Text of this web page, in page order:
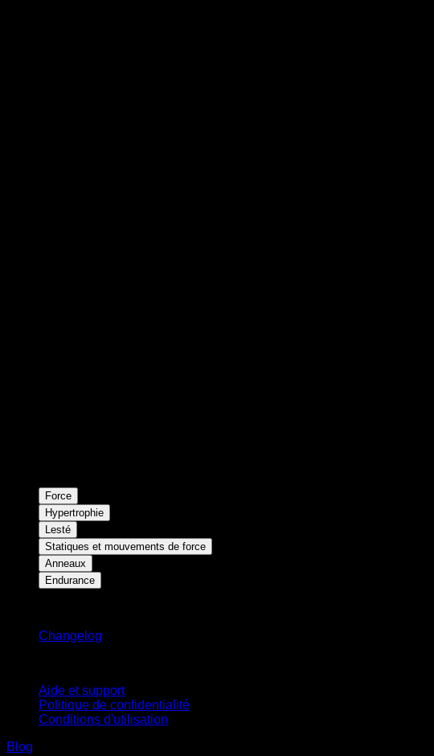
Force
Hypertrophie
Lesté
Statiques et mouvements de force
Anneaux
Endurance
Changelog
Aide et support
Politique de confidentialité
Conditions d'utilisation
Blog